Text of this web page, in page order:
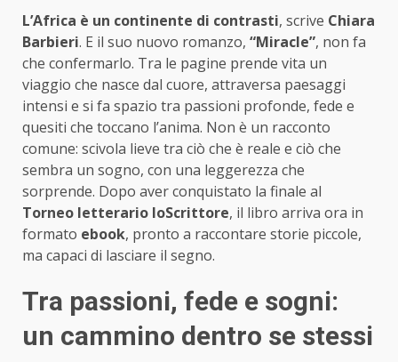
L’Africa è un continente di contrasti, scrive Chiara
Barbieri. E il suo nuovo romanzo, “Miracle”, non fa
che confermarlo. Tra le pagine prende vita un
viaggio che nasce dal cuore, attraversa paesaggi
intensi e si fa spazio tra passioni profonde, fede e
quesiti che toccano l’anima. Non è un racconto
comune: scivola lieve tra ciò che è reale e ciò che
sembra un sogno, con una leggerezza che
sorprende. Dopo aver conquistato la finale al
Torneo letterario IoScrittore, il libro arriva ora in
formato ebook, pronto a raccontare storie piccole,
ma capaci di lasciare il segno.
Tra passioni, fede e sogni:
un cammino dentro se stessi